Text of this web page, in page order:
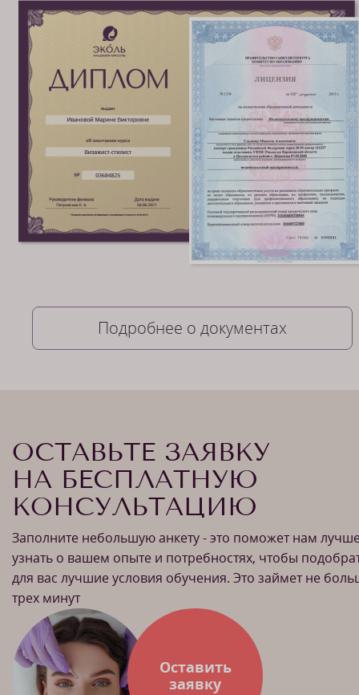
Подробнее о документах
ОСТАВЬТЕ ЗАЯВКУ
НА БЕСПЛАТНУЮ
КОНСУЛЬТАЦИЮ
Заполните небольшую анкету - это поможет нам
узнать о вашем опыте и потребностях, чтобы
для вас лучшие условия обучения. Это займет не
трех минут
Оставить
заявку